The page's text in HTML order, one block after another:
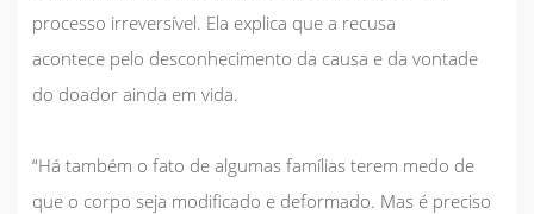
processo irreversível. Ela explica que a recusa
acontece pelo desconhecimento da causa e da vontade
do doador ainda em vida.
“Há também o fato de algumas famílias terem medo de
que o corpo seja modificado e deformado. Mas é preciso